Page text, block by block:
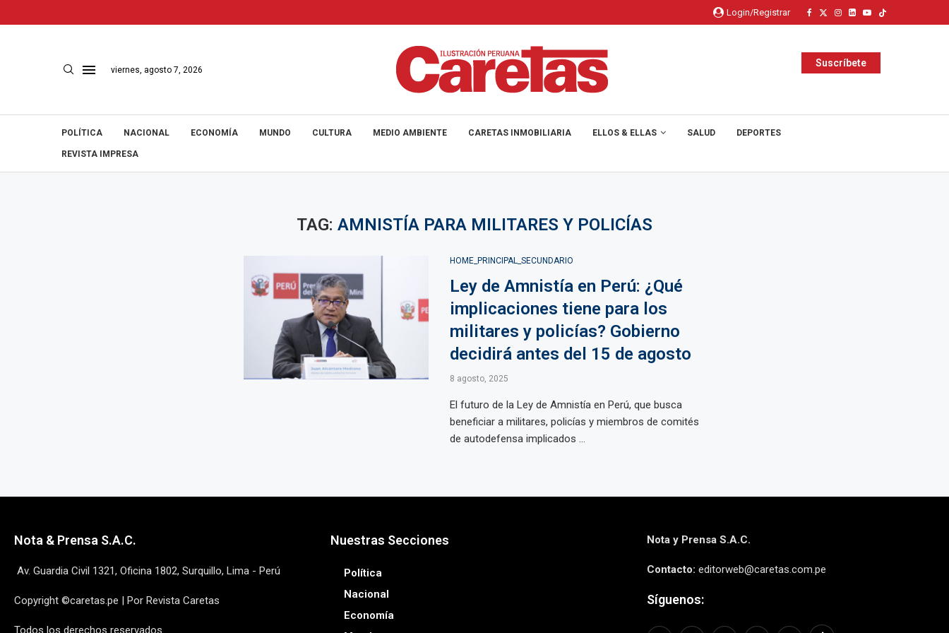
Login/Registrar
viernes, agosto 7, 2026
Suscríbete
POLÍTICA NACIONAL ECONOMÍA MUNDO CULTURA MEDIO AMBIENTE CARETAS INMOBILIARIA ELLOS & ELLAS SALUD DEPORTES
REVISTA IMPRESA
TAG: AMNISTÍA PARA MILITARES Y POLICÍAS
HOME_PRINCIPAL_SECUNDARIO
Ley de Amnistía en Perú: ¿Qué
implicaciones tiene para los
militares y policías? Gobierno
decidirá antes del 15 de agosto
8 agosto, 2025
El futuro de la Ley de Amnistía en Perú, que busca
beneficiar a militares, policías y miembros de comités
de autodefensa implicados ...
Nota & Prensa S.A.C.
Av. Guardia Civil 1321, Oficina 1802, Surquillo, Lima - Perú
Copyright ©caretas.pe | Por Revista Caretas
Todos los derechos reservados
Nuestras Secciones
Política
Nacional
Economía
Nota y Prensa S.A.C.
Contacto: editorweb@caretas.com.pe
Síguenos: